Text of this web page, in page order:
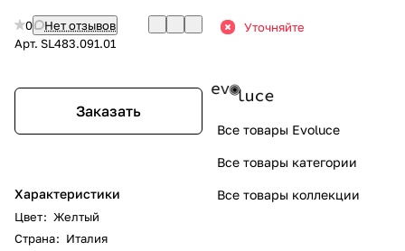
0
Нет отзывов
Арт. SL483.091.01
Заказать
Характеристики
Цвет: Желтый
Страна: Италия
Уточняйте
Все товары Evoluce
Все товары категории
Все товары коллекции